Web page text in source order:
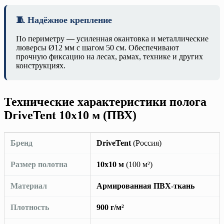
🧵 Надёжное крепление
По периметру — усиленная окантовка и металлические
люверсы Ø12 мм с шагом 50 см. Обеспечивают
прочную фиксацию на лесах, рамах, технике и других
конструкциях.
Технические характеристики полога
DriveTent 10х10 м (ПВХ)
Бренд DriveTent (Россия)
Размер полотна 10х10 м (100 м²)
Материал Армированная ПВХ-ткань
Плотность 900 г/м²